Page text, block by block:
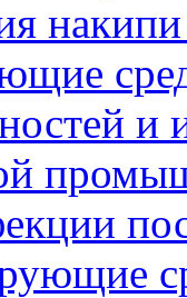
и